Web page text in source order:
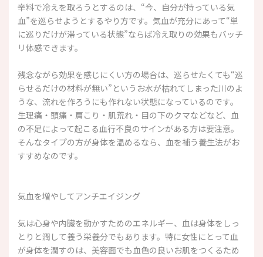
辛料で冷えを取ろうとするのは、“今、自分が持っている気
血”を巡らせようとするやり方です。気血が充分にあって“単
に巡りだけが滞っている状態”ならば冷え取りの効果もバッチ
リ体感できます。
残念ながら効果を感じにくい方の場合は、巡らせたくても“巡
らせるだけの材料が無い”というお水が枯れてしまった川のよ
うな、流れを作ろうにも作れない状態になっているのです。
生理痛・頭痛・肩こり・肌荒れ・目の下のクマなどなど、血
の不足によって起こる血行不良のサインがある方は要注意。
そんなタイプの方が身体を温めるなら、血を補う養生法がお
すすめなのです。
気血を増やしてアンチエイジング
気は心身や内臓を動かすためのエネルギー、血は身体をしっ
とりと潤して養う栄養分でもあります。特に女性にとって血
が身体を潤すのは、美容面でも血色の良いお肌をつくるため